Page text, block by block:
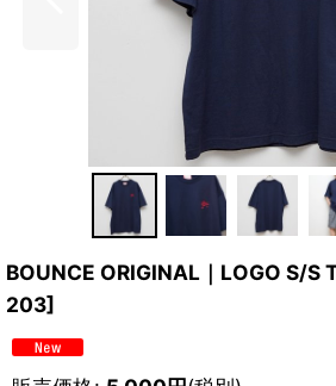
BOUNCE ORIGINAL｜LOGO S/S
203]